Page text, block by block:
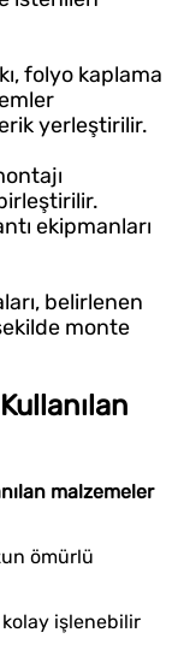
folyo kaplama
yerleştirilir.
ekipmanları
belirlenen
monte
malzemeler
ömürlü
kolay işlenebilir